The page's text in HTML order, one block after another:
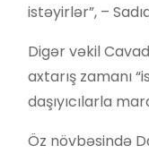
istəyirlər”, –
Digər vəkil
axtarış zamanı
daşıyıcılarla
Öz növbəsində